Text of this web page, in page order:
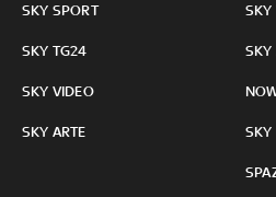
SKY SPORT
SKY TG24
SKY VIDEO
SKY ARTE
SKY
SKY
SKY